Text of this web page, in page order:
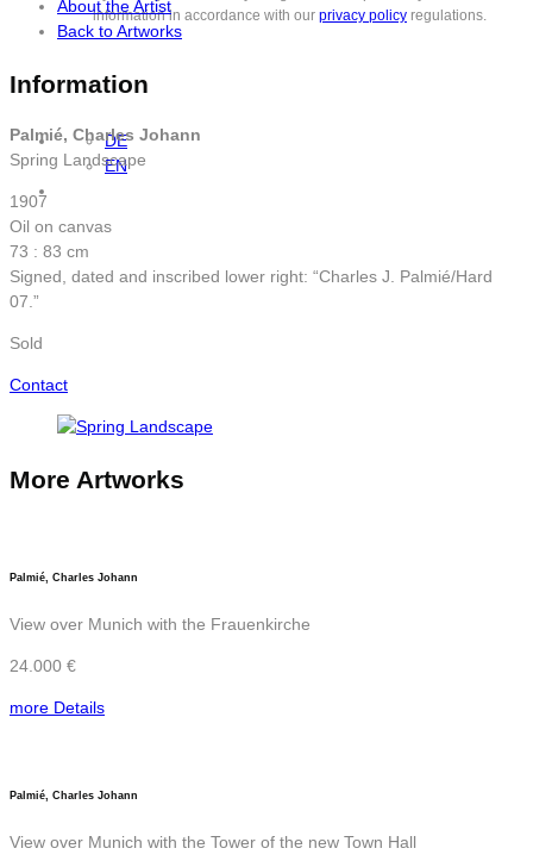
information in accordance with our privacy policy regulations.
DE
EN
About the Artist
Back to Artworks
Information
Palmié, Charles Johann
Spring Landscape
1907
Oil on canvas
73 : 83 cm
Signed, dated and inscribed lower right: “Charles J. Palmié/Hard
07.”
Sold
Contact
More Artworks
Palmié, Charles Johann
View over Munich with the Frauenkirche
24.000 €
more Details
Palmié, Charles Johann
View over Munich with the Tower of the new Town Hall